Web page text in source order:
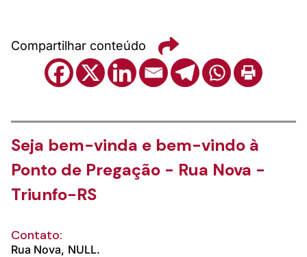
Compartilhar conteúdo
Seja bem-vinda e bem-vindo à
Ponto de Pregação - Rua Nova -
Triunfo-RS
Contato:
Rua Nova, NULL.